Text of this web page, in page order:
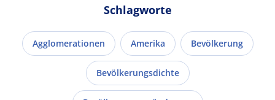
Schlagworte
Agglomerationen Amerika Bevölkerung
Bevölkerungsdichte